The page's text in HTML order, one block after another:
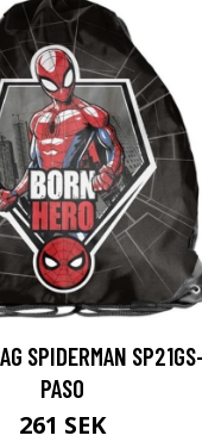
SPIDERMAN
PASO
261 SEK